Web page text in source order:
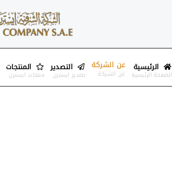
الرئيسية
الصفحة الرئيسية
عن الشركة
عن الشركة
التصدير–
تصدير ايسترن
المنتجات
منتجات ايسترن